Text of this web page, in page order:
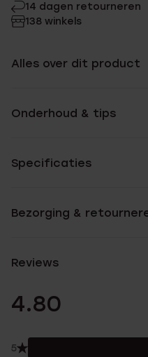
14 dagen retourneren
138 winkels
Alles over dit product
Onderhoud & tips
Specificaties
Bezorging &
Reviews
4.80
5